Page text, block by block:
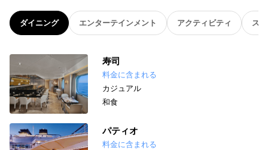
ダイニング エンターテインメント アクティビティ ス
寿司
料金に含まれる
カジュアル
和食
パティオ
料金に含まれる